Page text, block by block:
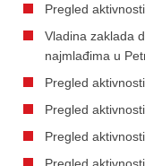
Pregled
Vladina zaklada
najmlađima u
Pregled
Pregled
Pregled
Pregled